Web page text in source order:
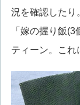
況を確認したり
「嫁の握り飯
ティーン。これ